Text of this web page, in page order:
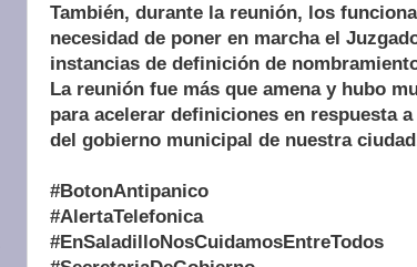
También, durante la reunión, los
necesidad de poner en marcha el
instancias de definición de
La reunión fue más que amena y hubo
para acelerar definiciones en respuesta
del gobierno municipal de nuestra
#BotonAntipanico
#AlertaTelefonica
#EnSaladilloNosCuidamosEntreTodos